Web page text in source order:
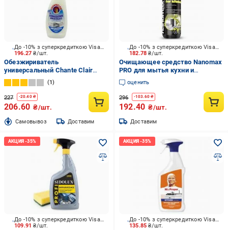
196.27₴/шт.
До -10% з суперкредиткою Visa Вигода
Обезжириватель
универсальный Chante Clair
Sgrassatore Bicarbonato 0,6 л
1
227 -20.40₴
206.60 ₴/шт.
Cамовывоз Доставим
182.78₴/шт.
До -10% з суперкредиткою Visa Вигода
Очищающее средство Nanomax
PRO для мытья кухни и
столешниц 0,5 л
оценить
296 -103.60₴
192.40 ₴/шт.
Доставим
109.91₴/шт.
До -10% з суперкредиткою Visa Вигода
135.85₴/шт.
До -10% з суперкредиткою Visa Вигода